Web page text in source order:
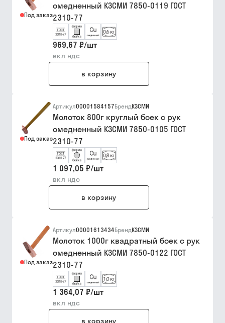
Под заказ
омедненный КЗСМИ 7850-0119 ГОСТ
2310-77
969,67 ₽/шт
вкл ндс
в корзину
Под заказ
Артикул00001584157БрендКЗСМИ
Молоток 800г круглый боек с рук
омедненный КЗСМИ 7850-0105 ГОСТ
2310-77
1 097,05 ₽/шт
вкл ндс
в корзину
Под заказ
Артикул00001613434БрендКЗСМИ
Молоток 1000г квадратный боек с рук
омедненный КЗСМИ 7850-0122 ГОСТ
2310-77
1 364,07 ₽/шт
вкл ндс
в корзину